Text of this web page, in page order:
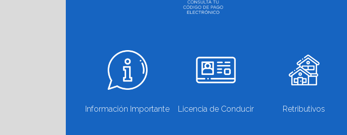
Información Importante Licencia de Conducir Retributivos